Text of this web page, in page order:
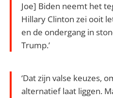
Joe] Biden neemt het
Hillary Clinton zei ooit
en de ondergang in
Trump.’
‘Dat zijn valse keuzes,
alternatief laat liggen.